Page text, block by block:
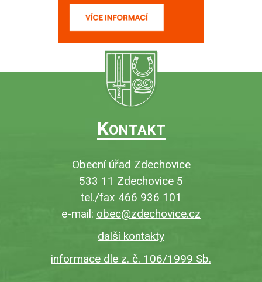
KONTAKT
Obecní úřad Zdechovice
533 11 Zdechovice 5
tel./fax 466 936 101
e-mail: obec@zdechovice.cz
další kontakty
informace dle z. č. 106/1999 Sb.